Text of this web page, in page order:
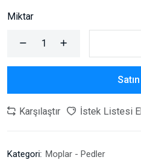
Miktar
Karşılaştır İstek Listesi
Kategori: Moplar - Pedler